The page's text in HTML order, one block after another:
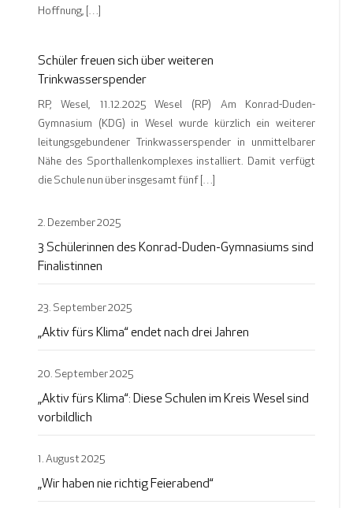
Hoffnung, […]
Schüler freuen sich über weiteren
Trinkwasserspender
RP, Wesel, 11.12.2025 Wesel (RP) Am Konrad-Duden-
Gymnasium (KDG) in Wesel wurde kürzlich ein weiterer
leitungsgebundener Trinkwasserspender in unmittelbarer
Nähe des Sporthallenkomplexes installiert. Damit verfügt
die Schule nun über insgesamt fünf […]
2. Dezember 2025
3 Schülerinnen des Konrad-Duden-Gymnasiums sind
Finalistinnen
23. September 2025
„Aktiv fürs Klima“ endet nach drei Jahren
20. September 2025
„Aktiv fürs Klima“: Diese Schulen im Kreis Wesel sind
vorbildlich
1. August 2025
„Wir haben nie richtig Feierabend“